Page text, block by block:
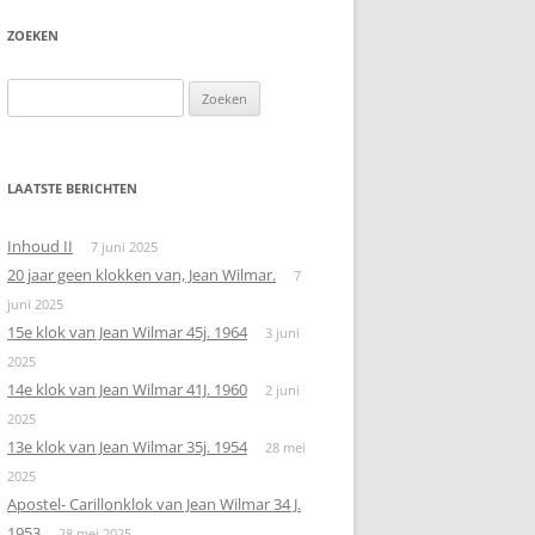
ZOEKEN
naar:
LAATSTE BERICHTEN
Inhoud II 7 juni 2025
20 jaar geen klokken van, Jean Wilmar.
7
juni 2025
15e klok van Jean Wilmar 45j. 1964
3 juni
2025
14e klok van Jean Wilmar 41J. 1960
2 juni
2025
13e klok van Jean Wilmar 35j. 1954
28 mei
2025
Apostel- Carillonklok van Jean Wilmar 34 J.